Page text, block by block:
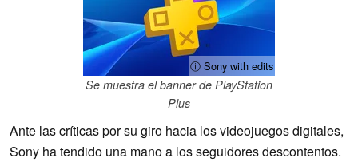
ⓘ Sony with edits
Se muestra el banner de PlayStation
Plus
Ante las críticas por su giro hacia los videojuegos digitales,
Sony ha tendido una mano a los seguidores descontentos.